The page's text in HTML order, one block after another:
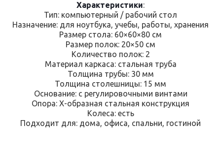
Характеристики:
Тип: компьютерный / рабочий стол
Назначение: для ноутбука, учебы, работы, хранения
Размер стола: 60×60×80 см
Размер полок: 20×50 см
Количество полок: 2
Материал каркаса: стальная труба
Толщина трубы: 30 мм
Толщина столешницы: 15 мм
Основание: с регулировочными винтами
Опора: Х-образная стальная конструкция
Колеса: есть
Подходит для: дома, офиса, спальни, гостиной